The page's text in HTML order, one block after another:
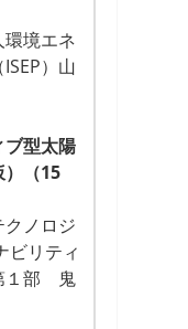
境エネ
）山
ブ型太陽
）（15
ノロジ
ビリティ
１部 鬼